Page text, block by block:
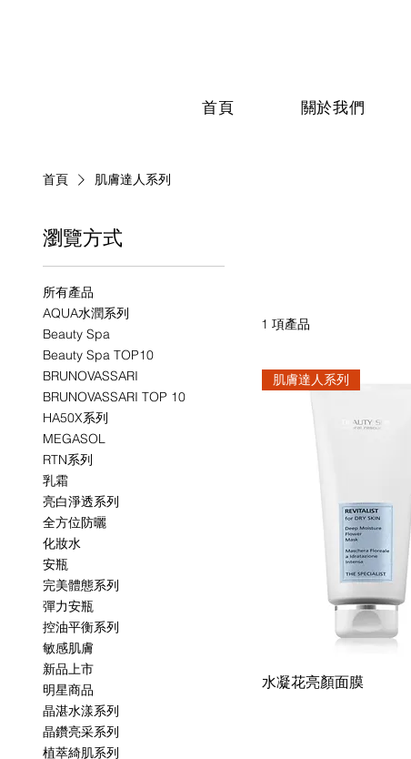
首頁 關於我們
首頁 肌膚達人系列
瀏覽方式
所有產品
AQUA水潤系列
Beauty Spa
Beauty Spa TOP10
BRUNOVASSARI
BRUNOVASSARI TOP 10
HA50X系列
MEGASOL
RTN系列
乳霜
亮白淨透系列
全方位防曬
化妝水
安瓶
完美體態系列
彈力安瓶
控油平衡系列
敏感肌膚
新品上市
明星商品
晶湛水漾系列
晶鑽亮采系列
植萃綺肌系列
1 項產品
肌膚達人系列
水凝花亮顏面膜